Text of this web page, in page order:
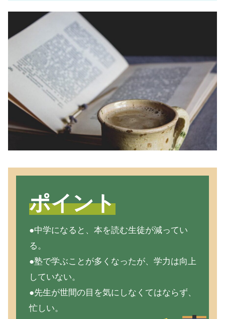
ポイント
●中学になると、本を読む生徒が減ってい
る。
●塾で学ぶことが多くなったが、学力は向上
していない。
●先生が世間の目を気にしなくてはならず、
忙しい。